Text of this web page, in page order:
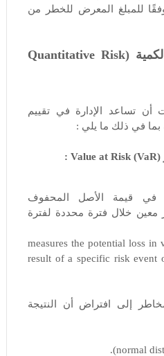
للمبلغ المعرض للخطر من
أدوات تقييم المخاطر الكمية (Quantitative Risk
أن تساعد الإدارة في تقييم
في ذلك ما يلي :
في قيمة الأصل المحفوف
خلال فترة محددة لفترة
measures the potential loss in
result of a specific risk event
إلى افتراض أن النتيجة